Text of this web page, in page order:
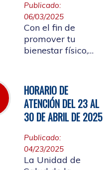
cotizantes al
Consejo de Salud
Publicado:
06/03/2025
Con el fin de
promover tu
bienestar físico,
Unidad de Salud
realizará la
apertura de
Laborterapia
HORARIO DE
ATENCIÓN DEL 23 AL
30 DE ABRIL DE 2025
Publicado:
04/23/2025
La Unidad de